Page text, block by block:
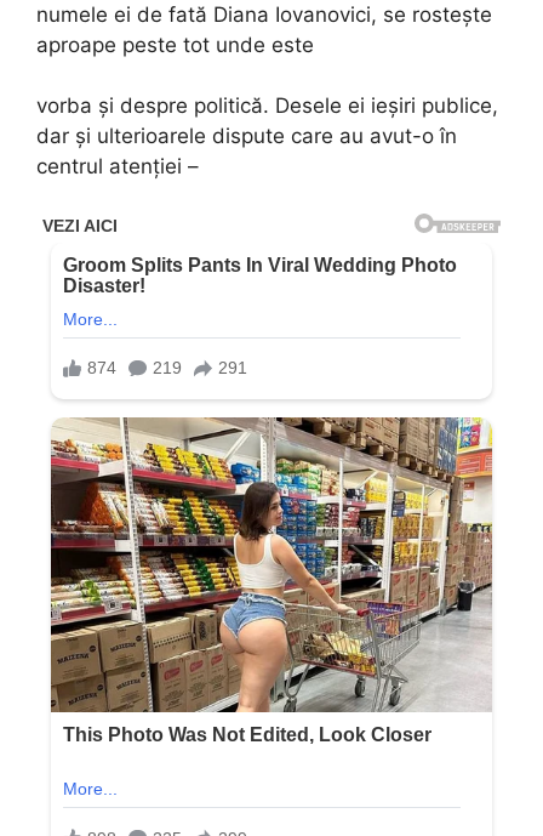
numele ei de fată Diana Iovanovici, se rostește
aproape peste tot unde este
vorba și despre politică. Desele ei ieșiri publice,
dar și ulterioarele dispute care au avut-o în
centrul atenției –